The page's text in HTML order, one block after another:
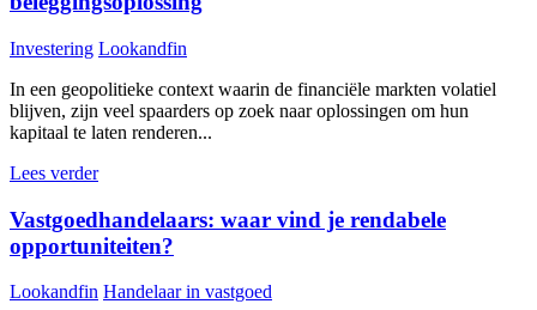
Investering Lookandfin
In een geopolitieke context waarin de financiële markten volatiel
blijven, zijn veel spaarders op zoek naar oplossingen om hun
kapitaal te laten renderen...
Lees verder
Vastgoedhandelaars: waar vind je rendabele
opportuniteiten?
Lookandfin Handelaar in vastgoed